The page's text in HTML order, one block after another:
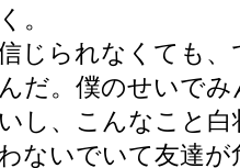
。
信じられなくても
だ。僕のせいで
し、こんなこと
ないでいて友達